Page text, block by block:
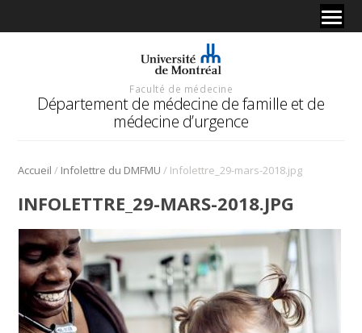
Faculté de médecine
Département de médecine de famille et de
médecine d’urgence
Accueil / Infolettre du DMFMU / Infolettre_29-mars-2018.jpg
INFOLETTRE_29-MARS-2018.JPG